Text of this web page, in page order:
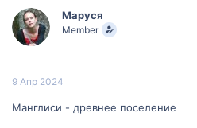
т
е
м
ы
ч
а
Маруся
Member
9 Апр 2024
Манглиси - древнее поселение